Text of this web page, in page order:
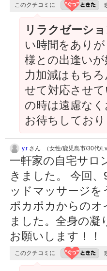
このクチコミに
リラクゼーシ
い時間をあり
様との出逢い
力加減はもち
せて対応させ
の時は遠慮な
お待ちしており
y.r さん （女性/鹿児島市/30代/
一軒家の自宅サロ
きました。 今回
ッドマッサージ
ポカポカからのオ
ました。全身の
お願いします！！
このクチコミに